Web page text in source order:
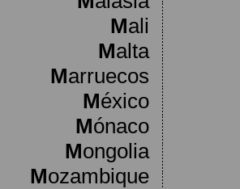
Mali
Malta
Marruecos
México
Mónaco
Mongolia
Mozambique